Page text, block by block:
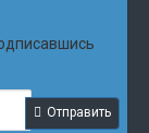
Отправить